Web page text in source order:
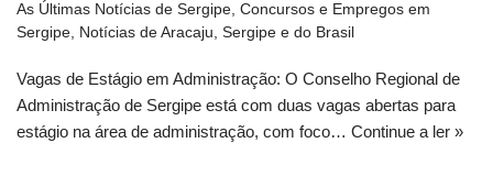
As Últimas Notícias de Sergipe, Concursos e Empregos em
Sergipe, Notícias de Aracaju, Sergipe e do Brasil
Vagas de Estágio em Administração: O Conselho Regional de
Administração de Sergipe está com duas vagas abertas para
estágio na área de administração, com foco… Continue a ler »